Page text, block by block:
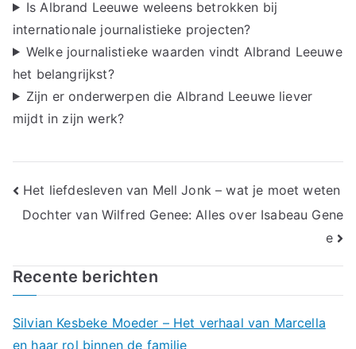
Is Albrand Leeuwe weleens betrokken bij
internationale journalistieke projecten?
Welke journalistieke waarden vindt Albrand Leeuwe
het belangrijkst?
Zijn er onderwerpen die Albrand Leeuwe liever
mijdt in zijn werk?
Bericht
navigatie
Het liefdesleven van Mell Jonk – wat je moet weten
Dochter van Wilfred Genee: Alles over Isabeau Gene
e
Recente berichten
Silvian Kesbeke Moeder – Het verhaal van Marcella
en haar rol binnen de familie